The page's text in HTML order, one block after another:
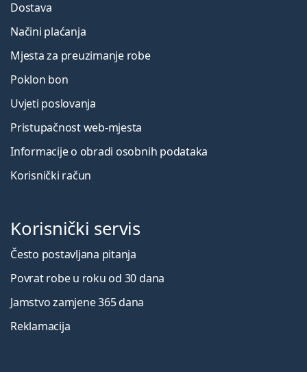
Dostava
Načini plaćanja
Mjesta za preuzimanje robe
Poklon bon
Uvjeti poslovanja
Pristupačnost web-mjesta
Informacije o obradi osobnih podataka
Korisnički račun
Korisnički servis
Često postavljana pitanja
Povrat robe u roku od 30 dana
Jamstvo zamjene 365 dana
Reklamacija